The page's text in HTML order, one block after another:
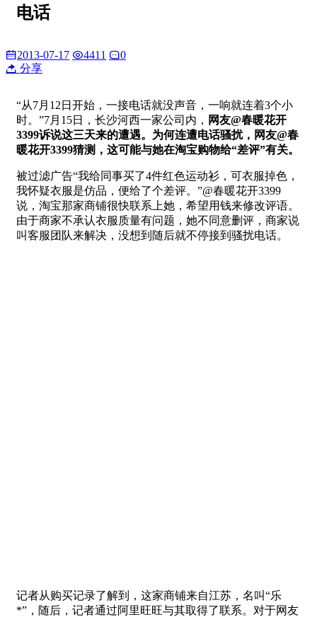
电话
2013-07-17 4411
0
分享
“从7月12日开始，一接电话就没声音，一响就连着3个小
时。”7月15日，长沙河西一家公司内， 网友@春暖花开
3399诉说这三天来的遭遇。为何连遭电话骚扰，网友@春
暖花开3399猜测，这可能与她在淘宝购物给“差评”有关。
被过滤广告“我给同事买了4件红色运动衫，可衣服掉色，
我怀疑衣服是仿品，便给了个差评。”@春暖花开3399
说，淘宝那家商铺很快联系上她，希望用钱来修改评语。
由于商家不承认衣服质量有问题，她不同意删评，商家说
叫客服团队来解决，没想到随后就不停接到骚扰电话。
记者从购买记录了解到，这家商铺来自江苏，名叫“乐
*”，随后，记者通过阿里旺旺与其取得了联系。对于网友